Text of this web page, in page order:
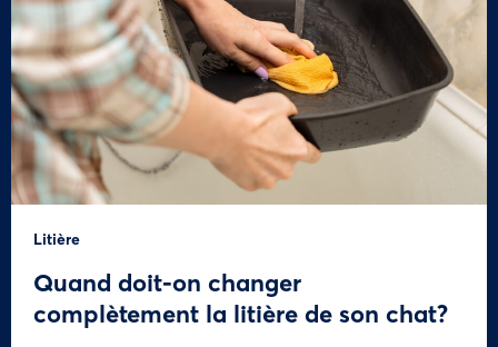
Litière
Quand doit-on changer
complètement la litière de son chat?